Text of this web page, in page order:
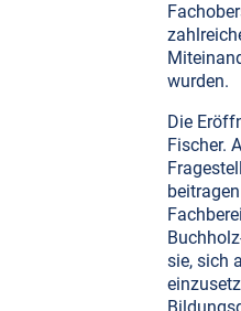
wurden.
Die
Fischer.
sie, sich